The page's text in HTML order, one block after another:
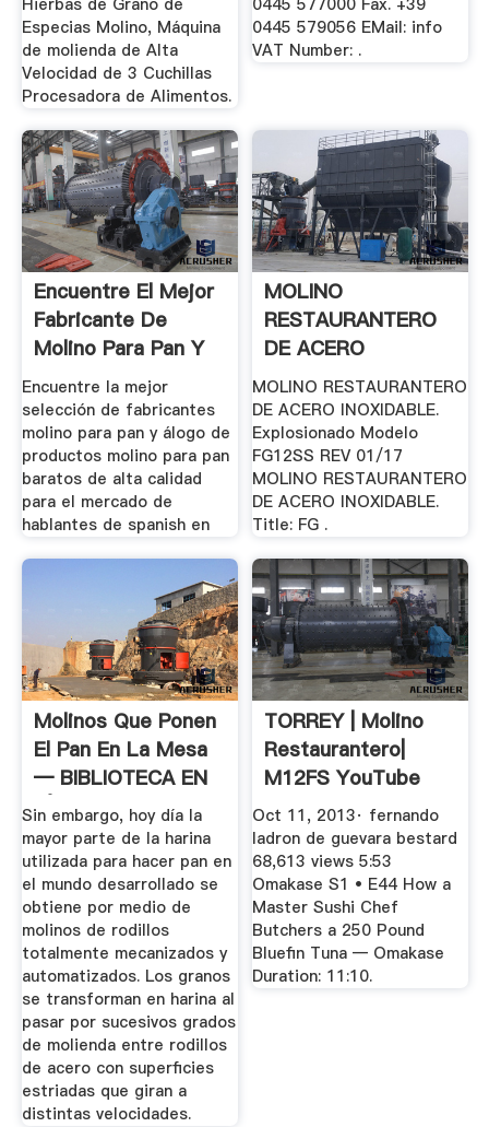
Especias Molino, Máquina
de molienda de Alta
Velocidad de 3 Cuchillas
Procesadora de Alimentos.
0445 579056 EMail: info
VAT Number: .
Encuentre El Mejor
Fabricante De
Molino Para Pan Y
Molino ...
Encuentre la mejor
selección de fabricantes
molino para pan y álogo de
productos molino para pan
baratos de alta calidad
para el mercado de
hablantes de spanish en
MOLINO
RESTAURANTERO
DE ACERO
INOXIDABLE
MOLINO RESTAURANTERO
DE ACERO INOXIDABLE.
Explosionado Modelo
FG12SS REV 01/17
MOLINO RESTAURANTERO
DE ACERO INOXIDABLE.
Title: FG .
Molinos Que Ponen
El Pan En La Mesa
— BIBLIOTECA EN
LÍNEA ...
Sin embargo, hoy día la
mayor parte de la harina
utilizada para hacer pan en
el mundo desarrollado se
obtiene por medio de
molinos de rodillos
totalmente mecanizados y
automatizados. Los granos
se transforman en harina al
pasar por sucesivos grados
de molienda entre rodillos
de acero con superficies
estriadas que giran a
distintas velocidades.
TORREY | Molino
Restaurantero|
M12FS YouTube
Oct 11, 2013· fernando
ladron de guevara bestard
68,613 views 5:53
Omakase S1 • E44 How a
Master Sushi Chef
Butchers a 250 Pound
Bluefin Tuna — Omakase
Duration: 11:10.